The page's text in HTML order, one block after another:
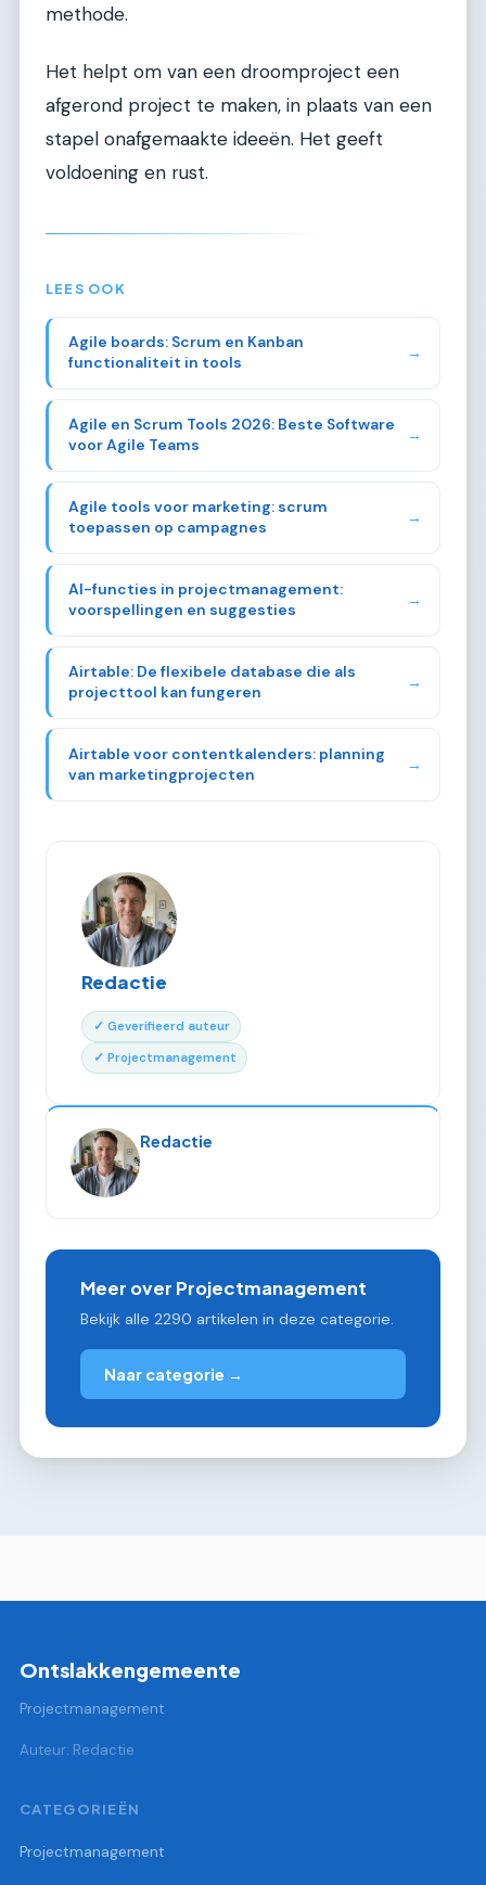
methode.
Het helpt om van een droomproject een
afgerond project te maken, in plaats van een
stapel onafgemaakte ideeën. Het geeft
voldoening en rust.
LEES OOK
Agile boards: Scrum en Kanban
functionaliteit in tools
→
Agile en Scrum Tools 2026: Beste Software
voor Agile Teams
→
Agile tools voor marketing: scrum
toepassen op campagnes
→
AI-functies in projectmanagement:
voorspellingen en suggesties
→
Airtable: De flexibele database die als
projecttool kan fungeren
→
Airtable voor contentkalenders: planning
van marketingprojecten
→
Redactie
✓ Geverifieerd auteur
✓ Projectmanagement
Redactie
Meer over Projectmanagement
Bekijk alle 2290 artikelen in deze categorie.
Naar categorie →
Ontslakkengemeente
Projectmanagement
Auteur: Redactie
CATEGORIEËN
Projectmanagement